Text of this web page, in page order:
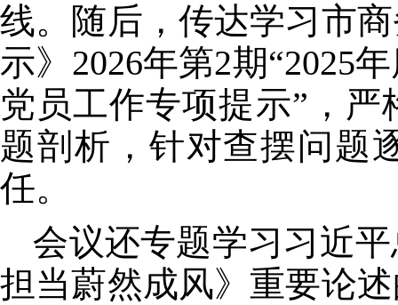
线。随后，传达学习市
示》 2026年第2期“2025
党员工作专项提示”，
题剖析，针对查摆问题
任。
会议还专题学习习近
担当蔚然成风》重要论